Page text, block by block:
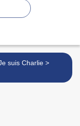
Je suis Charlie >